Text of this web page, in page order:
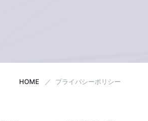
HOME プライバシーポリシー